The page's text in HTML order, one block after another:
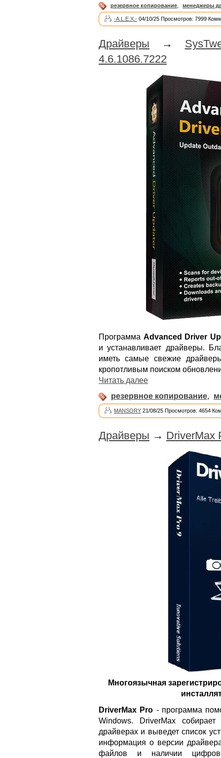
резервное копирование менеджеры
-A.L.E.X.- 04/10/25 Просмотров: 7999
Драйверы →
4.6.1086.7222
Программа Advanced Driver
и устанавливает драйверы.
иметь самые свежие
кропотливым поиском
Читать далее
резервное копирование,
MANSORY 21/08/25 Просмотров: 4654
Драйверы → DriverMax
Многоязычная
DriverMax Pro - программа
Windows. DriverMax
драйверах и выведет список
информация о версии
файлов и наличии